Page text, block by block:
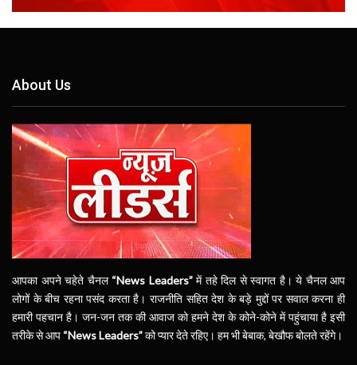
About Us
आपका अपने चहेते चैनल “News Leaders”में तहे दिल से स्वागत है। ये चैनल आप
लोगों के बीच रहना पसंद करता है। राजनीति सहित देश के बड़े मुद्दों पर सवाल करना ही
हमारी पहचान है। जन-जन तक की आवाज को हमने देश के कोने-कोने में पहुंचाया है इसी
तरीके से आप “News Leaders”को प्यार देते रहिए। हम भी बेबाक, बेखौफ बोलते रहेंगे।